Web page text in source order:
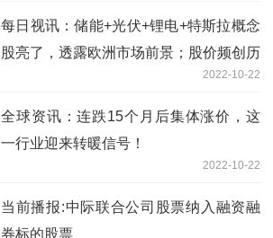
每日视讯：储能+光伏+锂电+特斯拉概念
股亮了，透露欧洲市场前景；股价频创历
2022-10-22
全球资讯：连跌15个月后集体涨价，这
一行业迎来转暖信号！
2022-10-22
当前播报:中际联合公司股票纳入融资融
券标的股票